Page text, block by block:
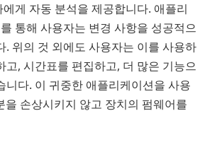
게 자동 분석을 제공합니다. 애플리
통해 사용자는 변경 사항을 성공적으
. 위의 것 외에도 사용자는 이를 사용하
고, 시간표를 편집하고, 더 많은 기능으
니다. 이 귀중한 애플리케이션을 사용
을 손상시키지 않고 장치의 펌웨어를